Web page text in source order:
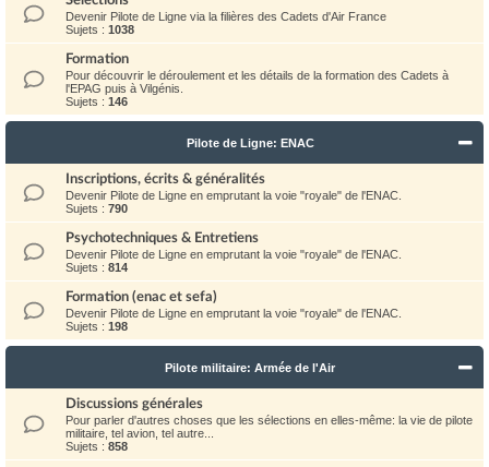
Devenir Pilote de Ligne via la filières des Cadets d'Air France
Sujets : 1038
Formation
Pour découvrir le déroulement et les détails de la formation des Cadets à
l'EPAG puis à Vilgénis.
Sujets : 146
Pilote de Ligne: ENAC
Inscriptions, écrits & généralités
Devenir Pilote de Ligne en emprutant la voie "royale" de l'ENAC.
Sujets : 790
Psychotechniques & Entretiens
Devenir Pilote de Ligne en emprutant la voie "royale" de l'ENAC.
Sujets : 814
Formation (enac et sefa)
Devenir Pilote de Ligne en emprutant la voie "royale" de l'ENAC.
Sujets : 198
Pilote militaire: Armée de l'Air
Discussions générales
Pour parler d'autres choses que les sélections en elles-même: la vie de pilote
militaire, tel avion, tel autre...
Sujets : 858